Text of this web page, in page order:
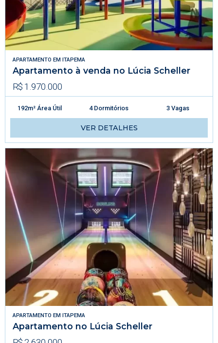
APARTAMENTO EM ITAPEMA
Apartamento à venda no Lúcia Scheller
R$ 1.970.000
192m² Área Útil 4 Dormitórios 3 Vagas
VER DETALHES
APARTAMENTO EM ITAPEMA
Apartamento no Lúcia Scheller